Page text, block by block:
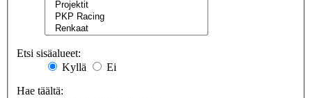
Etsi sisäalueet:
Kyllä
Ei
Hae täältä: